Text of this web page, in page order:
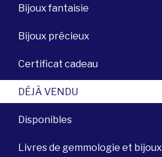
Bijoux fantaisie
Bijoux précieux
Certificat cadeau
DÉJÀ VENDU
Disponibles
Livres de gemmologie et bijoux